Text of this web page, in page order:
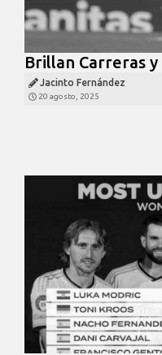
Brillan Carreras
Jacinto Fernández
20 agosto, 2025